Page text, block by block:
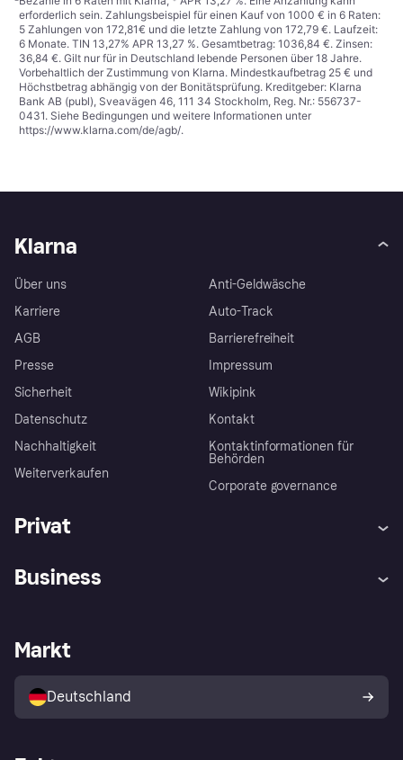
erforderlich sein. Zahlungsbeispiel für einen Kauf von 1000 € in 6 Raten:
5 Zahlungen von 172,81€ und die letzte Zahlung von 172,79 €. Laufzeit:
6 Monate. TIN 13,27% APR 13,27 %. Gesamtbetrag: 1036,84 €. Zinsen:
36,84 €. Gilt nur für in Deutschland lebende Personen über 18 Jahre.
Vorbehaltlich der Zustimmung von Klarna. Mindestkaufbetrag 25 € und
Höchstbetrag abhängig von der Bonitätsprüfung. Kreditgeber: Klarna
Bank AB (publ), Sveavägen 46, 111 34 Stockholm, Reg. Nr.: 556737-
0431. Siehe Bedingungen und weitere Informationen unter
https://www.klarna.com/de/agb/.
Klarna
Über uns
Karriere
AGB
Presse
Sicherheit
Datenschutz
Nachhaltigkeit
Weiterverkaufen
Anti-Geldwäsche
Auto-Track
Barrierefreiheit
Impressum
Wikipink
Kontakt
Kontaktinformationen für
Behörden
Corporate governance
Privat
Klarna App
Shops entdecken
Käuferschutzrichtlinie
Dein Widerrufsrecht
Business
Händlerportal
Markt
Deutschland